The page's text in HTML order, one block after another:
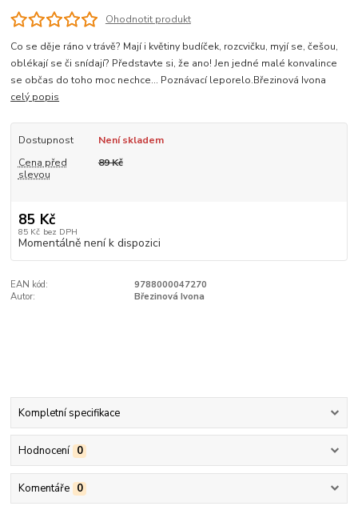
Ohodnotit produkt
Co se děje ráno v trávě? Mají i květiny budíček, rozcvičku, myjí se, češou,
oblékají se či snídají? Představte si, že ano! Jen jedné malé konvalince
se občas do toho moc nechce… Poznávací leporelo.Březinová Ivona
celý popis
Dostupnost
Není skladem
Cena před
slevou
89 Kč
85 Kč
85 Kč bez DPH
Momentálně není k dispozici
EAN kód:
9788000047270
Autor:
Březinová Ivona
Kompletní specifikace
Hodnocení 0
Komentáře 0